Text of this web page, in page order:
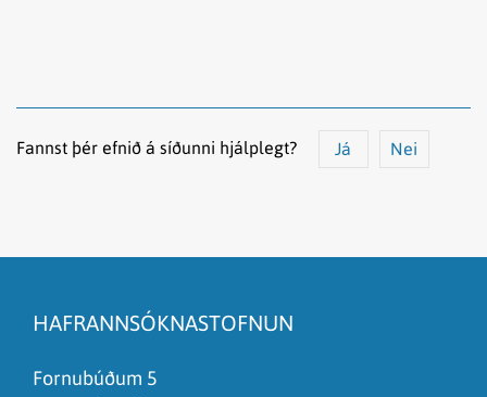
Fannst þér efnið á síðunni hjálplegt? Já Nei
Það er of mikið efni á síðunni
Ég skil ekki efnið, finnst það of flókið
HAFRANNSÓKNASTOFNUN
Fornubúðum 5